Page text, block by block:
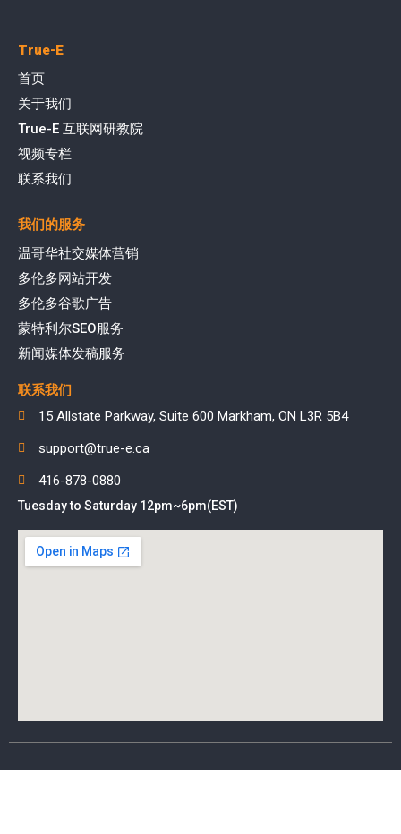
True-E
首页
关于我们
True-E 互联网研教院
视频专栏
联系我们
我们的服务
温哥华社交媒体营销
多伦多网站开发
多伦多谷歌广告
蒙特利尔SEO服务
新闻媒体发稿服务
联系我们
15 Allstate Parkway, Suite 600 Markham, ON L3R 5B4
support@true-e.ca
416-878-0880
Tuesday to Saturday 12pm~6pm(EST)